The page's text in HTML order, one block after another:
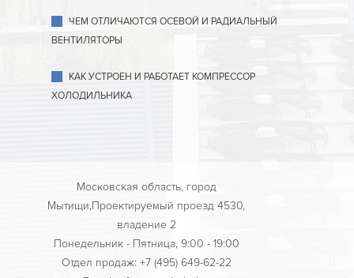
ЧЕМ ОТЛИЧАЮТСЯ ОСЕВОЙ И РАДИАЛЬНЫЙ
ВЕНТИЛЯТОРЫ
КАК УСТРОЕН И РАБОТАЕТ КОМПРЕССОР
ХОЛОДИЛЬНИКА
Московская область, город
Мытищи,Проектируемый проезд 4530,
владение 2
Понедельник - Пятница, 9:00 - 19:00
Отдел продаж: +7 (495) 649-62-22